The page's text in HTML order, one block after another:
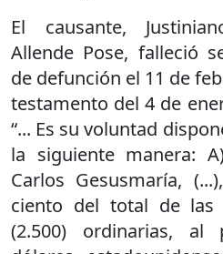
El causante,
Allende Pose, falleció
de defunción el 11 de
testamento del 4 de
“... Es su voluntad
la siguiente manera:
Carlos Gesusmaría,
ciento del total de las
(2.500) ordinarias, al